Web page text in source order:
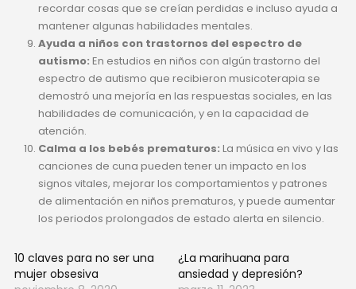
recordar cosas que se creían perdidas e incluso ayuda a
mantener algunas habilidades mentales.
Ayuda a niños con trastornos del espectro de
autismo: En estudios en niños con algún trastorno del
espectro de autismo que recibieron musicoterapia se
demostró una mejoría en las respuestas sociales, en las
habilidades de comunicación, y en la capacidad de
atención.
Calma a los bebés prematuros: La música en vivo y las
canciones de cuna pueden tener un impacto en los
signos vitales, mejorar los comportamientos y patrones
de alimentación en niños prematuros, y puede aumentar
los periodos prolongados de estado alerta en silencio.
10 claves para no ser una
mujer obsesiva
¿La marihuana para
ansiedad y depresión?